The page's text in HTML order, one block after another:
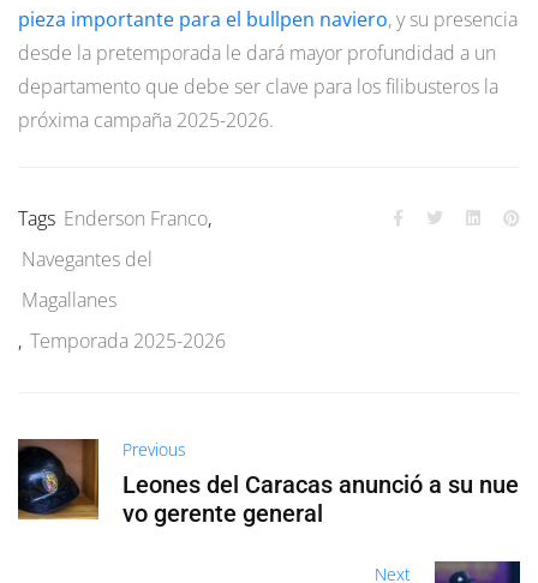
pieza importante para el bullpen naviero, y su presencia
desde la pretemporada le dará mayor profundidad a un
departamento que debe ser clave para los filibusteros la
próxima campaña 2025-2026.
Tags Enderson Franco,
Navegantes del
Magallanes
, Temporada 2025-2026
Previous
Leones del Caracas anunció a su nue
vo gerente general
Next